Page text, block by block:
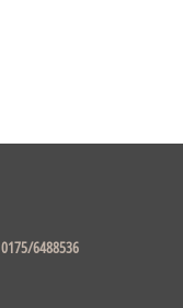
0175/6488536